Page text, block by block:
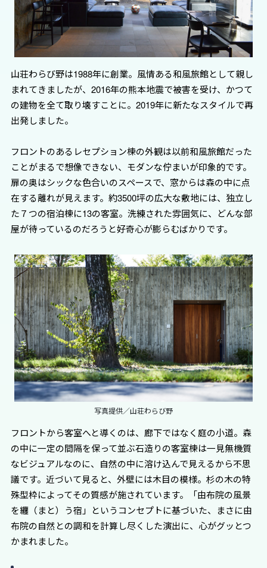
山荘わらび野は1988年に創業。風情ある和風旅館として親し
まれてきましたが、2016年の熊本地震で被害を受け、かつて
の建物を全て取り壊すことに。2019年に新たなスタイルで再
出発しました。
フロントのあるレセプション棟の外観は以前和風旅館だった
ことがまるで想像できない、モダンな佇まいが印象的です。
扉の奥はシックな色合いのスペースで、窓からは森の中に点
在する離れが見えます。約3500坪の広大な敷地には、独立し
た７つの宿泊棟に13の客室。洗練された雰囲気に、どんな部
屋が待っているのだろうと好奇心が膨らむばかりです。
写真提供／山荘わらび野
フロントから客室へと導くのは、廊下ではなく庭の小道。森
の中に一定の間隔を保って並ぶ石造りの客室棟は一見無機質
なビジュアルなのに、自然の中に溶け込んで見えるから不思
議です。近づいて見ると、外壁には木目の模様。杉の木の特
殊型枠によってその質感が施されています。「由布院の風景
を纏（まと）う宿」というコンセプトに基づいた、まさに由
布院の自然との調和を計算し尽くした演出に、心がグッとつ
かまれました。